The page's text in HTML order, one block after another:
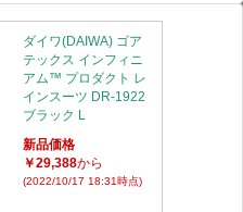
ダイワ(DAIWA) ゴア
テックス インフィニ
アム™ プロダクト レ
インスーツ DR-1922
ブラック L
新品価格
￥29,388から
(2022/10/17 18:31時点)